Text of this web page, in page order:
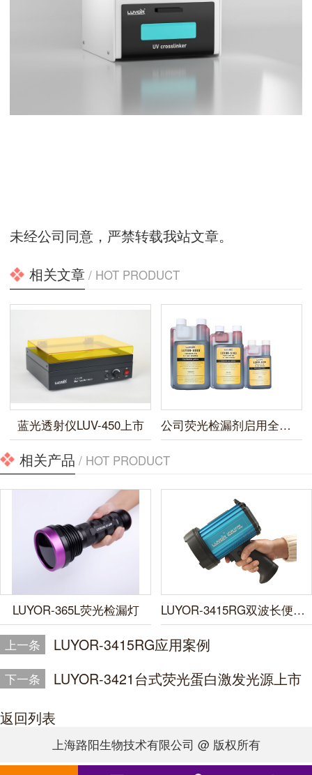
未经公司同意，严禁转载我站文章。
相关文章 / HOT PRODUCT
蓝光透射仪LUV-450上市 公司荧光检漏剂启用全新包装
相关产品 / HOT PRODUCT
LUYOR-365L荧光检漏灯 LUYOR-3415RG双波长便携式荧光蛋白激发光源
上一条 LUYOR-3415RG应用案例
下一条
LUYOR-3421台式荧光蛋白激发光源上市
返回列表
上海路阳生物技术有限公司 @ 版权所有